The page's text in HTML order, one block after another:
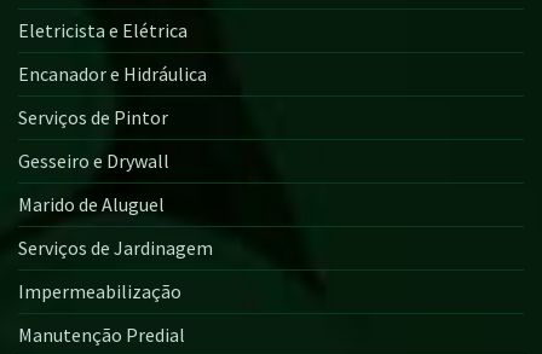
Eletricista e Elétrica
Encanador e Hidráulica
Serviços de Pintor
Gesseiro e Drywall
Marido de Aluguel
Serviços de Jardinagem
Impermeabilização
Manutenção Predial